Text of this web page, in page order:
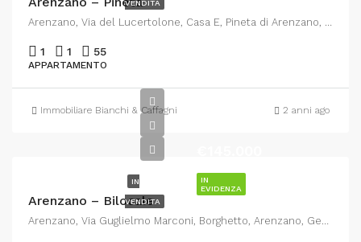
VENDITA
Arenzano, Via del Lucertolone, Casa E, Pineta di Arenzano, Arenzano, Genova, Liguria, 16011, Italia
1 1 55
APPARTAMENTO
Immobiliare Bianchi & Caffagni 2 anni ago
IN
EVIDENZA
IN
VENDITA
Arenzano – Bilocale
Arenzano, Via Guglielmo Marconi, Borghetto, Arenzano, Genova, Liguria, 16011, Italia